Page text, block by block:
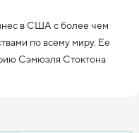
по всему миру. Ее
Сэмюэля Стоктона
ученика дантиста
основателя и